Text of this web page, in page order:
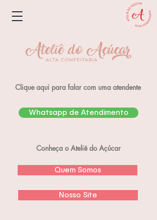
Clique aqui para falar com uma atendente
Whatsapp de Atendimento
Quem Somos
Conheça o Ateliê do Açúcar
Nosso Site